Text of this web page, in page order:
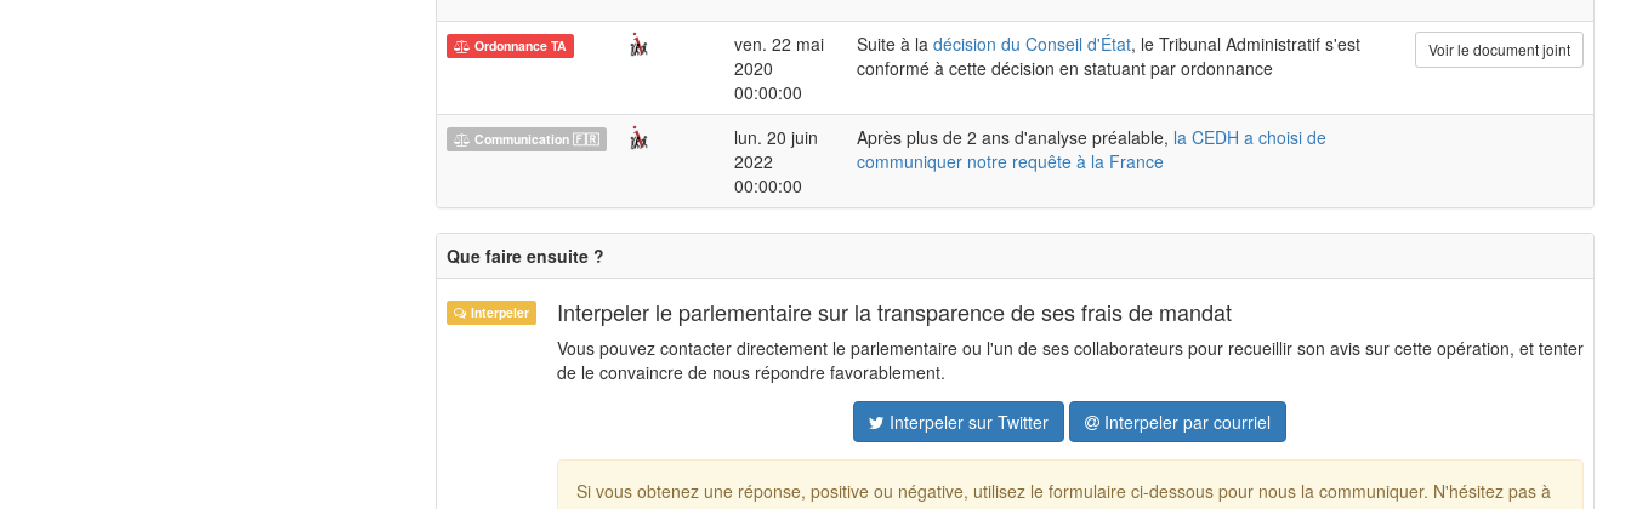
Ordonnance TA
ven. 22 mai
2020
00:00:00
Suite à la décision du Conseil d'État, le Tribunal Administratif s'est
conformé à cette décision en statuant par ordonnance
Voir le document joint
Communication 🇫🇷
lun. 20 juin
2022
00:00:00
Après plus de 2 ans d'analyse préalable, la CEDH a choisi de
communiquer notre requête à la France
Que faire ensuite ?
Interpeler Interpeler le parlementaire sur la transparence de ses frais de mandat
Vous pouvez contacter directement le parlementaire ou l'un de ses collaborateurs pour recueillir son avis sur cette opération, et tenter
de le convaincre de nous répondre favorablement.
Interpeler sur Twitter Interpeler par courriel
Si vous obtenez une réponse, positive ou négative, utilisez le formulaire ci-dessous pour nous la communiquer. N'hésitez pas à